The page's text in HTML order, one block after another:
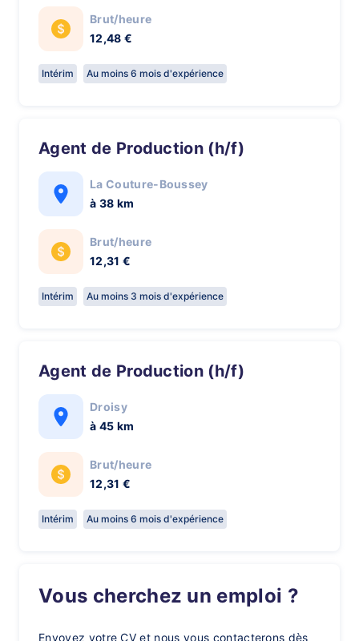
Brut/heure
12,48 €
Intérim Au moins 6 mois d'expérience
Agent de Production (h/f)
La Couture-Boussey
à 38 km
Brut/heure
12,31 €
Intérim Au moins 3 mois d'expérience
Agent de Production (h/f)
Droisy
à 45 km
Brut/heure
12,31 €
Intérim Au moins 6 mois d'expérience
Vous cherchez un emploi ?
Envoyez votre CV et nous vous contacterons dès